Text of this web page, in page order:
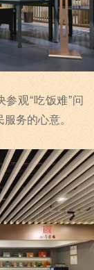
参观“吃饭难”问
务的心意。